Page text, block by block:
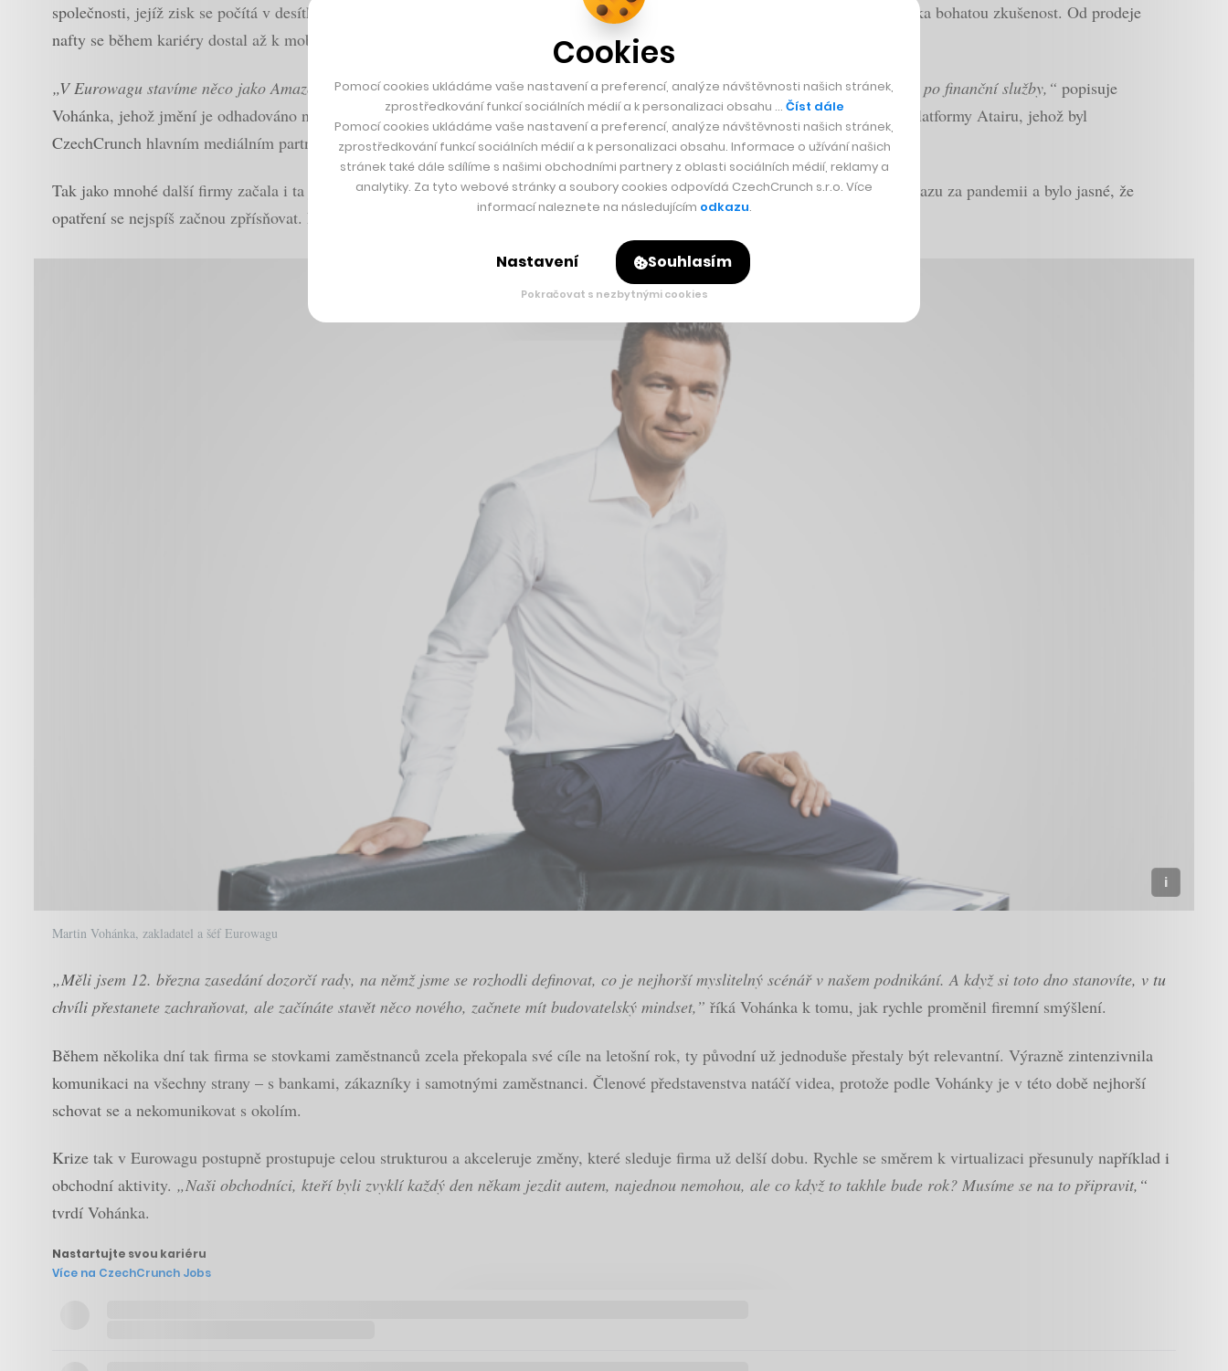
společnosti, jejíž zisk se počítá v desítkách milionů eur ročně, představuje příležitost k velké disrupci, se kterou má ostatně Vohánka bohatou zkušenost. Od prodeje
nafty se během kariéry dostal až k mobilním a platebním řešením.
„V Eurowagu stavíme něco jako Amazon pro mobilitu, kde na jednom místě najdete vše pro dopravce – od nákupu paliva, pneu až po finanční služby,“ popisuje
Vohánka, jehož jmění je odhadováno na více než 5 miliard korun, na webináři ze sérieLeadership na cestě z krizeod vzdělávací platformy Atairu, jehož byl
CzechCrunch hlavním mediálním partnerem.
Tak jako mnohé další firmy začala i ta jeho reagovat zhruba v polovině března, kdy Světová zdravotnická organizace prohlásila nákazu za pandemii a bylo jasné, že
opatření se nejspíš začnou zpřísňovat. Pro Eurowag, který funguje v šestnácti evropských zemích, byla zpráva zásadní změnou.
Martin Vohánka, zakladatel a šéf Eurowagu
„Měli jsem 12. března zasedání dozorčí rady, na němž jsme se rozhodli definovat, co je nejhorší myslitelný scénář v našem podnikání. A když si toto dno stanovíte, v tu
chvíli přestanete zachraňovat, ale začínáte stavět něco nového, začnete mít budovatelský mindset,” říká Vohánka k tomu, jak rychle proměnil firemní smýšlení.
Během několika dní tak firma se stovkami zaměstnanců zcela překopala své cíle na letošní rok, ty původní už jednoduše přestaly být relevantní. Výrazně zintenzivnila
komunikaci na všechny strany – s bankami, zákazníky i samotnými zaměstnanci. Členové představenstva natáčí videa, protože podle Vohánky je v této době nejhorší
schovat se a nekomunikovat s okolím.
Krize tak v Eurowagu postupně prostupuje celou strukturou a akceleruje změny, které sleduje firma už delší dobu. Rychle se směrem k virtualizaci přesunuly například i
obchodní aktivity. „Naši obchodníci, kteří byli zvyklí každý den někam jezdit autem, najednou nemohou, ale co když to takhle bude rok? Musíme se na to připravit,“
tvrdí Vohánka.
Nastartujte svou kariéru
Více na CzechCrunch Jobs
Cookies
Pomocí cookies ukládáme vaše nastavení a preferencí, analýze návštěvnosti našich stránek,
zprostředkování funkcí sociálních médií a k personalizaci obsahu … Číst dále
Pomocí cookies ukládáme vaše nastavení a preferencí, analýze návštěvnosti našich stránek,
zprostředkování funkcí sociálních médií a k personalizaci obsahu. Informace o užívání našich
stránek také dále sdílíme s našimi obchodními partnery z oblasti sociálních médií, reklamy a
analytiky. Za tyto webové stránky a soubory cookies odpovídá CzechCrunch s.r.o. Více
informací naleznete na následujícím odkazu.
Nastavení Souhlasím
Pokračovat s nezbytnými cookies